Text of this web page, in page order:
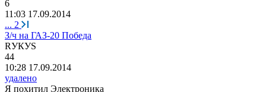
6
11:03 17.09.2014
... 2
З/ч на ГАЗ-20 Победа
RУКУS
44
10:28 17.09.2014
удалено
Я похитил Электроника